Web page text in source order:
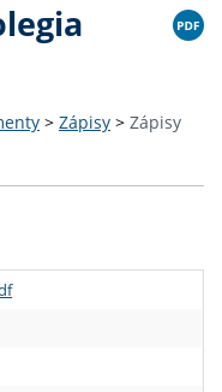
> Zápisy > Zápisy